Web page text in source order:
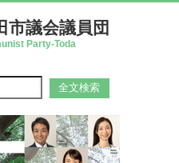
市議会議員団
Party-Toda